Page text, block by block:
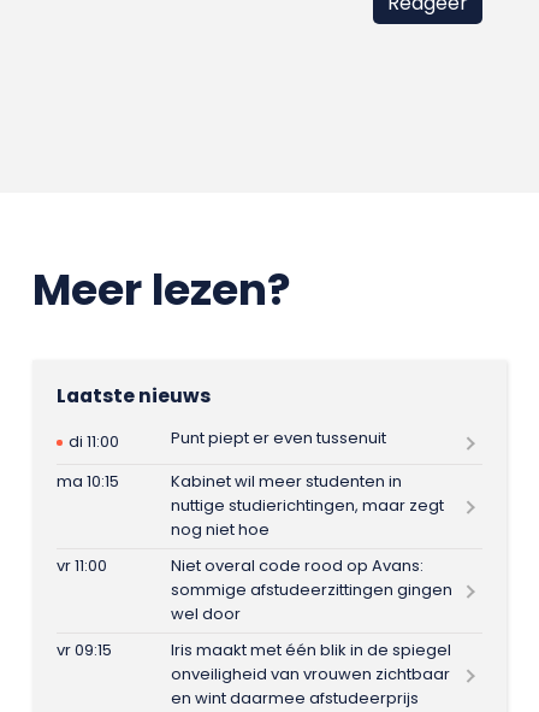
Meer lezen?
Laatste nieuws
di 11:00
Punt piept er even tussenuit
ma 10:15
Kabinet wil meer studenten in
nuttige studierichtingen, maar zegt
nog niet hoe
vr 11:00
Niet overal code rood op Avans:
sommige afstudeerzittingen gingen
wel door
vr 09:15
Iris maakt met één blik in de spiegel
onveiligheid van vrouwen zichtbaar
en wint daarmee afstudeerprijs